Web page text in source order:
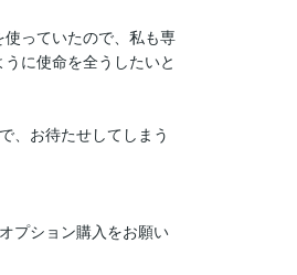
っていたので、私も専
に使命を全うしたいと
、お待たせしてしまう
プション購入をお願い